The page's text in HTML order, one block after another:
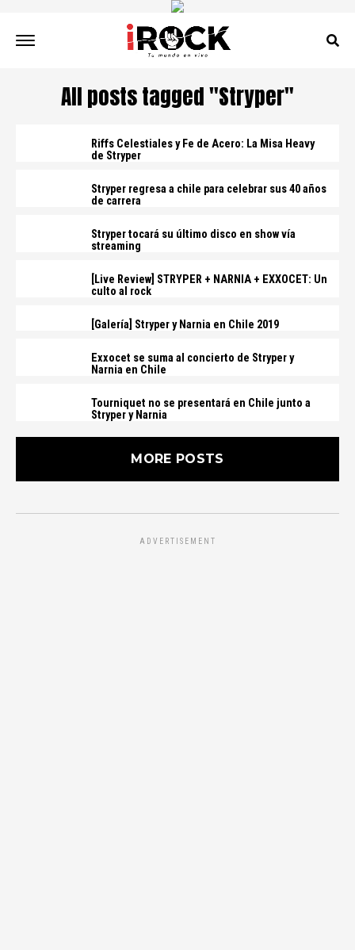
All posts tagged "Stryper"
Riffs Celestiales y Fe de Acero: La Misa Heavy
de Stryper
Stryper regresa a chile para celebrar sus 40 años
de carrera
Stryper tocará su último disco en show vía
streaming
[Live Review] STRYPER + NARNIA + EXXOCET: Un
culto al rock
[Galería] Stryper y Narnia en Chile 2019
Exxocet se suma al concierto de Stryper y
Narnia en Chile
Tourniquet no se presentará en Chile junto a
Stryper y Narnia
MORE POSTS
ADVERTISEMENT